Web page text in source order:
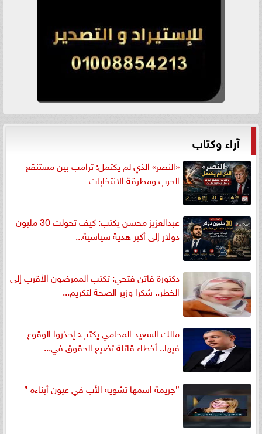
آراء وكتاب
«النصر» الذي لم يكتمل: ترامب بين مستنقع
الحرب ومطرقة الانتخابات
عبدالعزيز محسن يكتب: كيف تحولت 30 مليون
دولار إلى أكبر هدية سياسية...
دكتورة فاتن فتحي: تكتب الممرضون الأقرب إلى
الخطر.. شكرا وزير الصحة لتكريم...
مالك السعيد المحامي يكتب: إحذروا الوقوع
فيها.. أخطاء قاتلة تضيع الحقوق في...
”جريمة اسمها تشويه الأب في عيون أبناءه ”